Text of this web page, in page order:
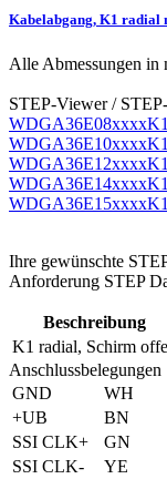
Kabelabgang, K1 radial
Alle Abmessungen in
STEP-Viewer /
Ihre gewünschte
Anforderung STEP
Beschreibung
K1 radial, Schirm
Anschlussbelegungen
GND
WH
+UB
BN
SSI CLK+
GN
SSI CLK-
YE